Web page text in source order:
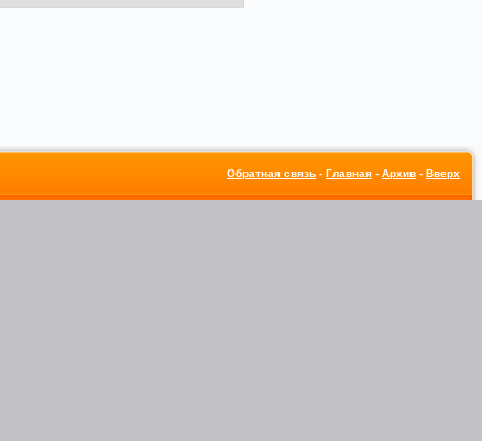
Обратная связь - Главная - Архив - Вверх